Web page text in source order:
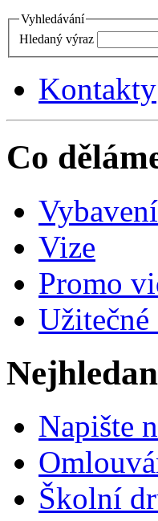
Vyhledávání
Hledaný výraz
Kontakty
Co
Vize
Promo
Napište
Školní